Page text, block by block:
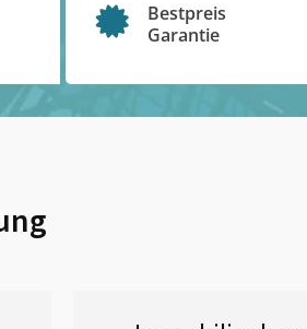
Bestpreis
Garantie